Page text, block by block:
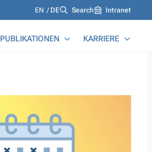
Languages
EN DE Search Intranet
PUBLIKATIONEN KARRIERE